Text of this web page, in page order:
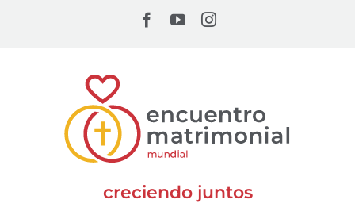
Facebook
YouTubeInstagram
creciendo juntos